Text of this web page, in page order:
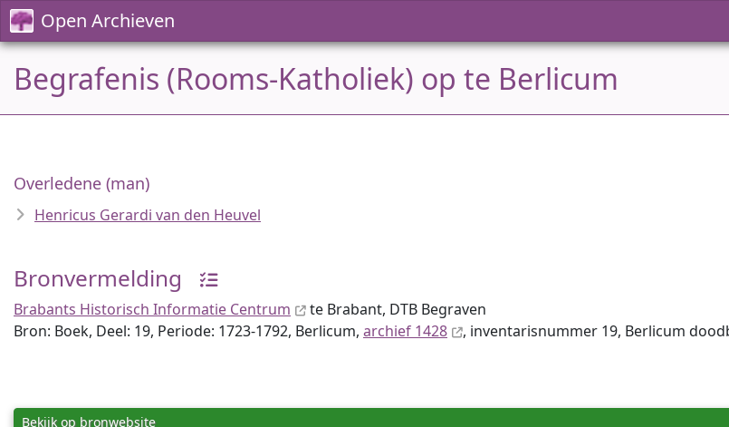
Open Archieven
Begrafenis (Rooms-Katholiek) op te Berlicum
Overledene (man)
Henricus Gerardi van den Heuvel
Bronvermelding
Brabants Historisch Informatie Centrum
te Brabant, DTB Begraven
Bron: Boek, Deel: 19, Periode: 1723-1792, Berlicum, archief 1428 , inventaris­num­mer 19, Berlicum
Bekijk op bronwebsite